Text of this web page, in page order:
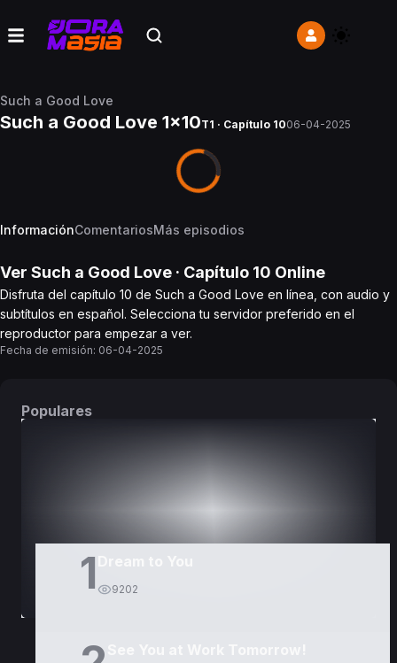
Such a Good Love
Such a Good Love 1x10T1 · Capítulo 1006-04-2025
InformaciónComentariosMás episodios
Ver Such a Good Love · Capítulo 10 Online
Disfruta del capítulo 10 de Such a Good Love en línea, con audio y
subtítulos en español. Selecciona tu servidor preferido en el
reproductor para empezar a ver.
Fecha de emisión: 06-04-2025
Populares
1 9202